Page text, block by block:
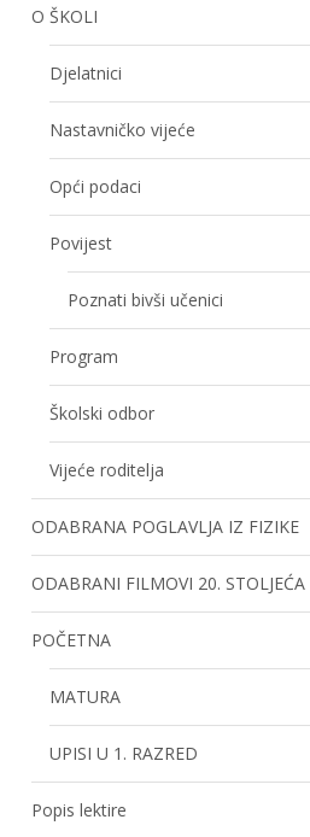
O ŠKOLI
Djelatnici
Nastavničko vijeće
Opći podaci
Povijest
Poznati bivši učenici
Program
Školski odbor
Vijeće roditelja
ODABRANA POGLAVLJA IZ FIZIKE
ODABRANI FILMOVI 20. STOLJEĆA
POČETNA
MATURA
UPISI U 1. RAZRED
Popis lektire